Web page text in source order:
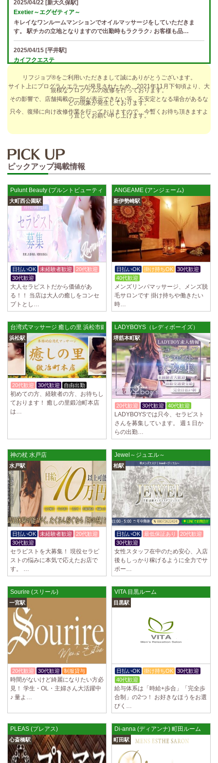
2025/04/22 [新大久保駅]
Exetier～エグゼティア～
キレイなワンルームマンションでオイルマッサージをしていただきま
す。 駅チカの立地となりますので出勤時もラクラク♪ お客様も品…
2025/04/15 [平井駅]
カイフクエステ
り♪ 日給5万円以上可！人によっては10万円も★ 全額日払い＆…
2025/04/14
[小倉駅]
The Ritz cache (ザ リッツ カシェ)
歩合率・RANK昇格制度 給与保証・アリバイ対策・送迎など、 快適なお
sirena (シレーナ) 春日井ルーム
制服あり、ノルマ、罰金なし 高額報酬が稼げるだけでなく、高待遇や手
厚い福利厚生を完備しております！ぜひご活用ください♪ 指名…
2025/04/12[伏見駅]
sirena (シレーナ) 錦ルーム
制服あり、ノルマ、罰金なし 高額報酬が稼げるだけでなく、高待遇や手
厚い福利厚生を完備しております！ぜひご活用ください♪ 指名…
2025/04/09
[藤が丘駅]
sirena (シレーナ) 名東ルーム
制服あり、ノルマ、罰金なし 高額報酬が稼げるだけでなく、高待遇や手
厚い福利厚生を完備しております！ぜひご活用ください♪ 指名…
2025/04/08[勝川駅]
Cat’s (キャッツ)
18歳以上（高校生不可） オープンニングセラピストさん大募集！ 営業時
2025/04/05[日本橋駅]
Aroma de Banana (あろばな)
オープンにつきセラピスト大募集！！ 求人探しに苦労されている貴方様
に朗報です！ 当店では講習制度を徹底しています。 セクハラ…
2025/04/04[吉祥寺駅]
LoveCHU (ラブチュ) 吉祥寺ルーム
やる気のあるセラピスト大募集！ 「本気で稼ぎたい！」「もっと人気セ
ラピストになりたい！」 そんなあなたを全力でサポートします…
やる気のあるセラピスト大募集！ 「本気で稼ぎたい！」「もっと人気セ
ラピストになりたい！」 そんなあなたを全力でサポートします…
2025/04/02 [千歳烏山駅]
LoveCHU (ラブチュ) 千歳烏山ルーム
やる気のあるセラピスト大募集！ 「本気で稼ぎたい！」「もっと人気セ
ラピストになりたい！」 そんなあなたを全力でサポートします…
2025/03/31[八王子駅]
Diamond～ダイヤモンド～
只今NEW OPENにつきセラピストが不足しています！ 今後も新規出店が
続くため、一緒に働いてくれるセラピストを大募集します！ 女性…
2025/03/29[自由が丘駅]
LIVSPA (リブスパ) 自由が丘ルーム
当店の募集は嘘偽り等なく、記載通りにしっかりお給料をお支払いさせ
ていただきます。 とても働きやすいお店作りを心がけております…
2025/03/29 [川崎駅]
LIVSPA (リブスパ) 川崎ルーム
当店の募集は嘘偽り等なく、記載通りにしっかりお給料をお支払いさせ
ていただきます。 とても働きやすいお店作りを心がけております…
2025/03/29[蒲田駅]
LIVSPA (リブスパ) 蒲田ルーム
当店の募集は嘘偽り等なく、記載通りにしっかりお給料をお支払いさせ
ていただきます。 とても働きやすいお店作りを心がけております…
大人の隠れ家 恵比寿ルーム
初めまして、大人の隠れ家の女店長です。 当店では業界の闇である講習
時のセクハラを撲滅するために女店長または在籍セラピストが講…
リフジョブ®をご利用いただきまして誠にありがとうございます。
サイト上にプログラムエラーが発見されたため、2021年11月下旬頃より、大
規模なプログラムの改修を行っております。
その影響で、店舗掲載の一部が表示できない等、不安定となる場合があるな
どの現象が発生しております。
只今、復帰に向け改修作業を行っておりますので、今暫くお待ち頂きますよ
う宜しくお願い申し上げます。
ピックアップ掲載情報
Pulunt Beauty (プルントビューティー) 立町ルーム
大町西公園駅
日払いOK 未経験者歓迎
20代歓迎
30代歓迎
大人セラピストだから価値があ
る！！ 当店は大人の癒しをコンセ
プトとし…
ANGEAME (アンジェーム)
新伊勢崎駅
日払いOK 掛け持ちOK
30代歓迎
40代歓迎
メンズリンパマッサージ、メンズ脱
毛サロンです 掛け持ちや働きたい
時…
台湾式マッサージ 癒しの里 浜松市鍛冶町本店
浜松駅
20代歓迎 30代歓迎 自由出勤
初めての方、経験者の方、お待ちし
ております！ 癒しの里鍛冶町本店
は…
LADYBOYS（レディボーイズ）
堺筋本町駅
20代歓迎 30代歓迎 40代歓迎
LADYBOYSでは只今、セラピスト
さんを募集しています。 週１日か
らの出勤…
神の杖 水戸店
水戸駅
日払いOK 未経験者歓迎
20代歓迎
30代歓迎
セラピストを大募集！ 現役セラピ
ストの悩みに本気で応えたお店で
す。 …
Jewel～ジュエル～
柏駅
日払いOK 最低保証あり
20代歓迎
30代歓迎
女性スタッフ在中のため安心、入店
後もしっかり稼げるように全力でサ
ポー…
Sourire (スリール)
一宮駅
20代歓迎 30代歓迎 制服貸与
時間がないけど綺麗になりたい方必
見！ 学生・OL・主婦さん大活躍中
♪ 量よ…
VITA 目黒ルーム
目黒駅
日払いOK 掛け持ちOK
30代歓迎
40代歓迎
給与体系は「時給+歩合」「完全歩
合制」の2つ！ お好きなほうをお選
びく…
PLEAS (プレアス)
心斎橋駅
Di-anna (ディアンナ) 町田ルーム
町田駅